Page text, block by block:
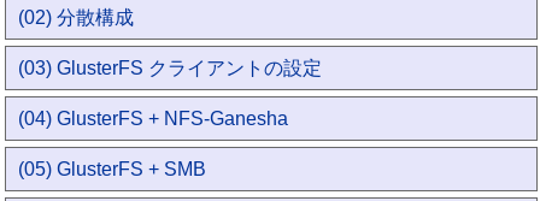
(02) 分散構成
(03) GlusterFS クライアントの設定
(04) GlusterFS + NFS-Ganesha
(05) GlusterFS + SMB